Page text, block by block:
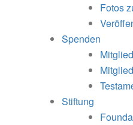
Fotos
Spenden
Stiftung